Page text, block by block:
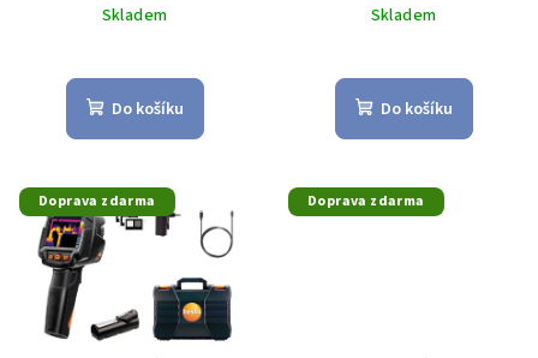
Skladem
Do košíku
Skladem
Do košíku
Doprava zdarma Doprava zdarma